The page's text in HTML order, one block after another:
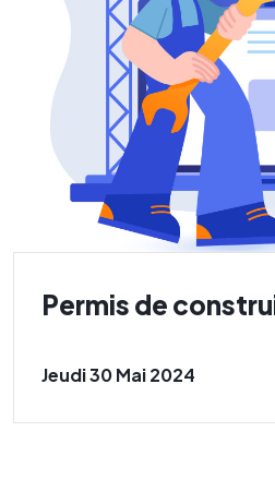
Permis de
Jeudi 30 Mai 2024